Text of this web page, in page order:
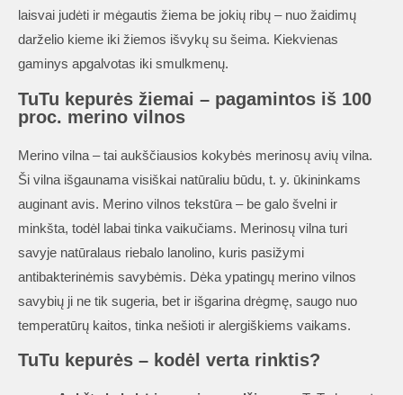
laisvai judėti ir mėgautis žiema be jokių ribų – nuo žaidimų
darželio kieme iki žiemos išvykų su šeima. Kiekvienas
gaminys apgalvotas iki smulkmenų.
TuTu kepurės žiemai – pagamintos iš 100
proc. merino vilnos
Merino vilna – tai aukščiausios kokybės merinosų avių vilna.
Ši vilna išgaunama visiškai natūraliu būdu, t. y. ūkininkams
auginant avis. Merino vilnos tekstūra – be galo švelni ir
minkšta, todėl labai tinka vaikučiams. Merinosų vilna turi
savyje natūralaus riebalo lanolino, kuris pasižymi
antibakterinėmis savybėmis. Dėka ypatingų merino vilnos
savybių ji ne tik sugeria, bet ir išgarina drėgmę, saugo nuo
temperatūrų kaitos, tinka nešioti ir alergiškiems vaikams.
TuTu kepurės – kodėl verta rinktis?